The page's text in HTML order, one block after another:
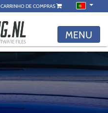
CARRINHO DE COMPRAS
MENU